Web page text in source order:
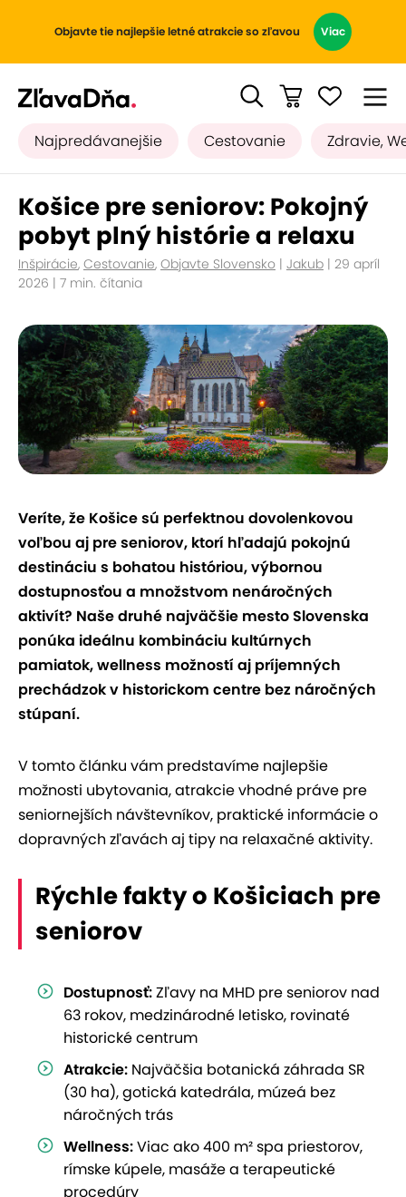
Objavte tie najlepšie letné atrakcie so zľavou Viac
Najpredávanejšie Cestovanie Zdravie,
Košice pre seniorov: Pokojný
pobyt plný histórie a relaxu
Inšpirácie, Cestovanie, Objavte Slovensko | Jakub | 29 apríl
2026 | 7 min. čítania
Veríte, že Košice sú perfektnou dovolenkovou
voľbou aj pre seniorov, ktorí hľadajú pokojnú
destináciu s bohatou históriou, výbornou
dostupnosťou a množstvom nenáročných
aktivít? Naše druhé najväčšie mesto Slovenska
ponúka ideálnu kombináciu kultúrnych
pamiatok, wellness možností aj príjemných
prechádzok v historickom centre bez náročných
stúpaní.
V tomto článku vám predstavíme najlepšie
možnosti ubytovania, atrakcie vhodné práve pre
seniornejších návštevníkov, praktické informácie o
dopravných zľavách aj tipy na relaxačné aktivity.
Rýchle fakty o Košiciach pre
seniorov
Dostupnosť:Zľavy na MHD pre seniorov nad
63 rokov, medzinárodné letisko, rovinaté
historické centrum
Atrakcie: Najväčšia botanická záhrada SR
(30 ha), gotická katedrála, múzeá bez
náročných trás
Wellness:Viac ako 400 m² spa priestorov,
rímske kúpele, masáže a terapeutické
procedúry